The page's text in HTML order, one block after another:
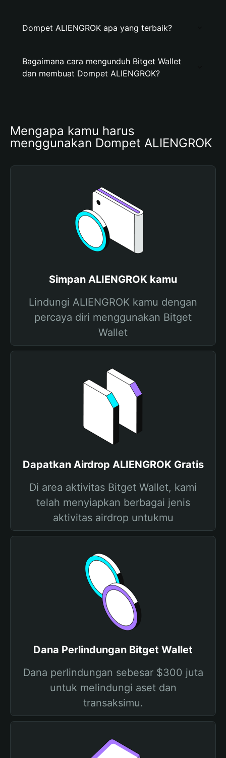
Dompet ALIENGROK apa yang terbaik?
Bagaimana cara mengunduh Bitget Wallet
dan membuat Dompet ALIENGROK?
Mengapa kamu harus
menggunakan Dompet ALIENGROK
Simpan ALIENGROK kamu
Lindungi ALIENGROK kamu dengan
percaya diri menggunakan Bitget
Wallet
Dapatkan Airdrop ALIENGROK Gratis
Di area aktivitas Bitget Wallet, kami
telah menyiapkan berbagai jenis
aktivitas airdrop untukmu
Dana Perlindungan Bitget Wallet
Dana perlindungan sebesar $300 juta
untuk melindungi aset dan
transaksimu.